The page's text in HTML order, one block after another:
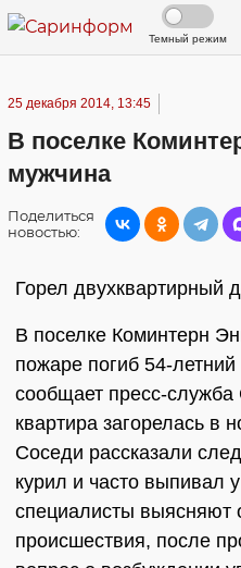
Темный режим
25 декабря 2014, 13:45
В поселке
мужчина
Поделиться
новостью:
Горел двухквартирный
В поселке Коминтерн
пожаре погиб 54-
сообщает пресс-
квартира загорелась в
Соседи рассказали
курил и часто выпивал
специалисты выясняют
происшествия, после